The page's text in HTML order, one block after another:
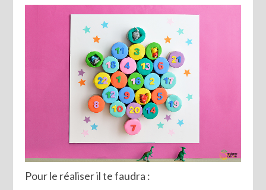
Pour le réaliser il te faudra :